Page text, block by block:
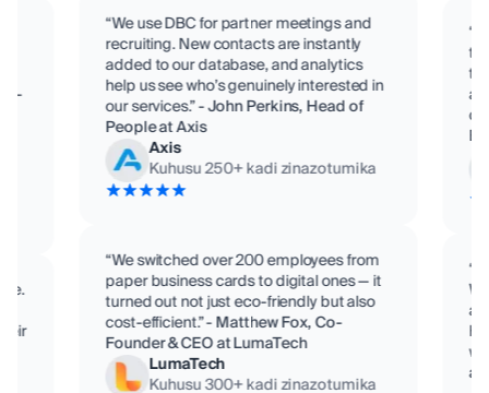
C-
“We use DBC for partner meetings and
recruiting. New contacts are instantly
added to our database, and analytics
help us see who’s genuinely interested in
our services.”-John Perkins, Head of
People at Axis
Axis
Kuhusu250+kadi zinazotumika
“We switched over 200 employees from
paper business cards to digital ones — it
turned out not just eco-friendly but also
cost-efficient.”-Matthew Fox, Co-
Founder & CEO at LumaTech
LumaTech
Kuhusu300+kadi zinazotumika at